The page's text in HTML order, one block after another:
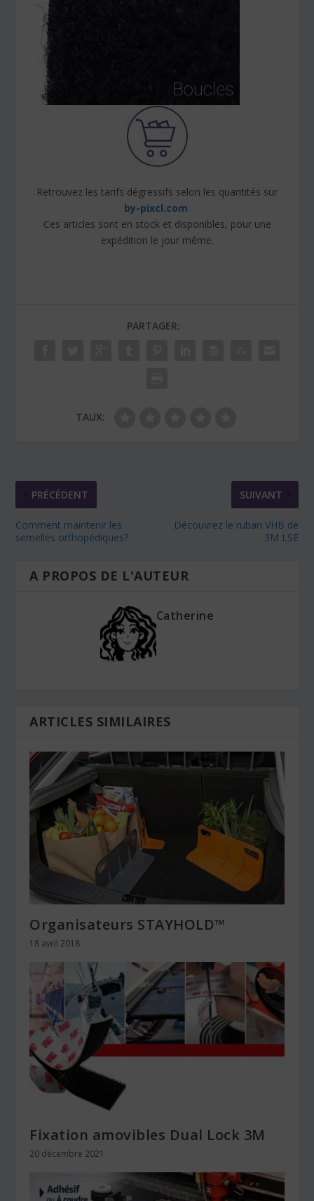
Retrouvez les tarifs dégressifs selon les quantités sur
by-pixcl.com.
Ces articles sont en stock et disponibles, pour une
expédition le jour même.
PARTAGER:
TAUX:
PRÉCÉDENT
Comment maintenir les
semelles orthopédiques?
SUIVANT
Découvrez le ruban VHB de
3M LSE
A PROPOS DE L'AUTEUR
Catherine
ARTICLES SIMILAIRES
Organisateurs STAYHOLD™
18 avril 2018
Fixation amovibles Dual Lock 3M
20 décembre 2021